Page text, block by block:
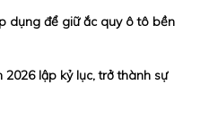
dụng để giữ ắc quy ô tô bền
lập kỷ lục, trở thành sự